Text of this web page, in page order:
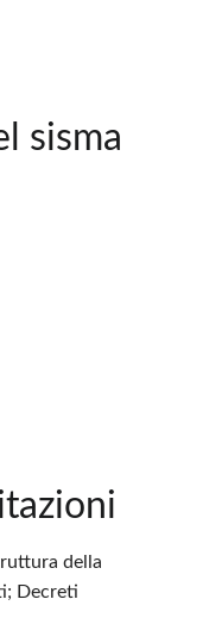
sisma
della
Decreti